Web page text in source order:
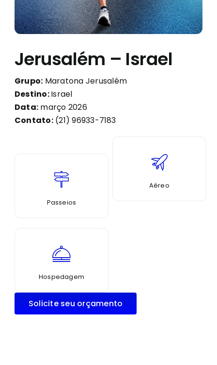
Jerusalém – Israel
Grupo: Maratona Jerusalém
Destino:Israel
Data: março 2026
Contato:(21) 96933-7183
Passeios
Aéreo
Hospedagem
Solicite seu orçamento